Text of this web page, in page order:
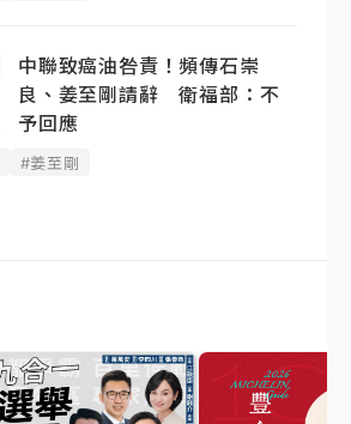
中聯致癌油咎責！頻傳石崇
良、姜至剛請辭 衛福部：不
予回應
#姜至剛